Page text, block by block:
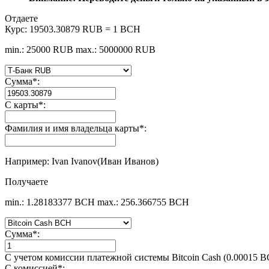
Отдаете
Курс: 19503.30879 RUB = 1 BCH
min.: 25000 RUB max.: 5000000 RUB
Сумма*:
С карты*:
Фамилия и имя владельца карты*:
Например: Ivan Ivanov(Иван Иванов)
Получаете
min.: 1.28183377 BCH max.: 256.366755 BCH
Сумма*:
С учетом комиссии платежной системы Bitcoin Cash (0.00015